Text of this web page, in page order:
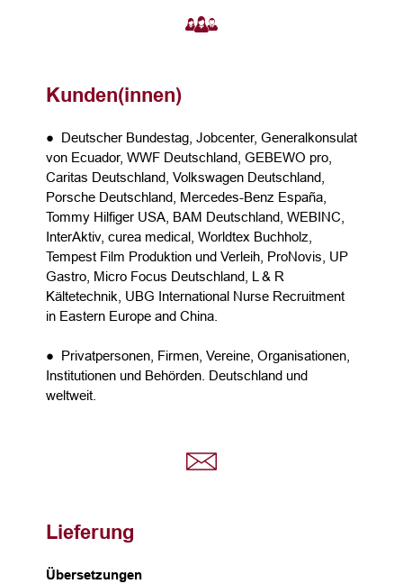
Kunden(innen)
● Deutscher Bundestag, Jobcenter, Generalkonsulat
von Ecuador, WWF Deutschland, GEBEWO pro,
Caritas Deutschland, Volkswagen Deutschland,
Porsche Deutschland, Mercedes-Benz España,
Tommy Hilfiger USA, BAM Deutschland, WEBINC,
InterAktiv, curea medical, Worldtex Buchholz,
Tempest Film Produktion und Verleih, ProNovis, UP
Gastro, Micro Focus Deutschland, L & R
Kältetechnik, UBG International Nurse Recruitment
in Eastern Europe and China.
● Privatpersonen, Firmen, Vereine, Organisationen,
Institutionen und Behörden. Deutschland und
weltweit.
Lieferung
Übersetzungen